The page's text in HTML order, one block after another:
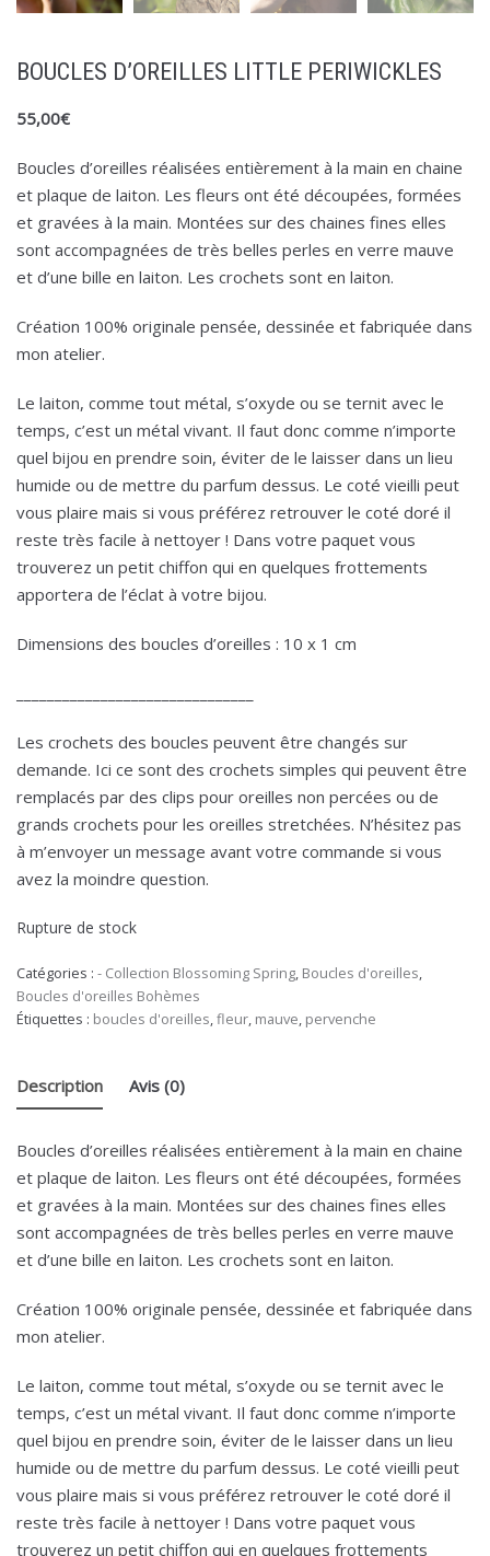
BOUCLES D’OREILLES LITTLE PERIWICKLES
55,00€
Boucles d’oreilles réalisées entièrement à la main en chaine
et plaque de laiton. Les fleurs ont été découpées, formées
et gravées à la main. Montées sur des chaines fines elles
sont accompagnées de très belles perles en verre mauve
et d’une bille en laiton. Les crochets sont en laiton.
Création 100% originale pensée, dessinée et fabriquée dans
mon atelier.
Le laiton, comme tout métal, s’oxyde ou se ternit avec le
temps, c’est un métal vivant. Il faut donc comme n’importe
quel bijou en prendre soin, éviter de le laisser dans un lieu
humide ou de mettre du parfum dessus. Le coté vieilli peut
vous plaire mais si vous préférez retrouver le coté doré il
reste très facile à nettoyer ! Dans votre paquet vous
trouverez un petit chiffon qui en quelques frottements
apportera de l’éclat à votre bijou.
Dimensions des boucles d’oreilles : 10 x 1 cm
Les crochets des boucles peuvent être changés sur
demande. Ici ce sont des crochets simples qui peuvent être
remplacés par des clips pour oreilles non percées ou de
grands crochets pour les oreilles stretchées. N’hésitez pas
à m’envoyer un message avant votre commande si vous
avez la moindre question.
Rupture de stock
Catégories : - Collection Blossoming Spring, Boucles d'oreilles,
Boucles d'oreilles Bohèmes
Étiquettes : boucles d'oreilles,fleur, mauve, pervenche
Description Avis (0)
Boucles d’oreilles réalisées entièrement à la main en chaine
et plaque de laiton. Les fleurs ont été découpées, formées
et gravées à la main. Montées sur des chaines fines elles
sont accompagnées de très belles perles en verre mauve
et d’une bille en laiton. Les crochets sont en laiton.
Création 100% originale pensée, dessinée et fabriquée dans
mon atelier.
Le laiton, comme tout métal, s’oxyde ou se ternit avec le
temps, c’est un métal vivant. Il faut donc comme n’importe
quel bijou en prendre soin, éviter de le laisser dans un lieu
humide ou de mettre du parfum dessus. Le coté vieilli peut
vous plaire mais si vous préférez retrouver le coté doré il
reste très facile à nettoyer ! Dans votre paquet vous
trouverez un petit chiffon qui en quelques frottements